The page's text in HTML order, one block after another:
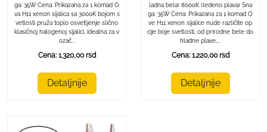
ga: 35W Cena: Prikazana za 1 komad O
va H11 xenon sijalica sa 3000K bojom s
vetlosti pruža toplo osvetljenje slično
klasičnoj halogenoj sijalici, idealna za v
ozač...
Cena: 1.320,00 rsd
Detaljnije
ladna bela) 8000K (ledeno plava) Sna
ga: 35W Cena: Prikazana za 1 komad O
ve H11 xenon sijalice nude različite op
cije boje svetlosti, od prirodne bele do
hladne plave,...
Cena: 1.220,00 rsd
Detaljnije